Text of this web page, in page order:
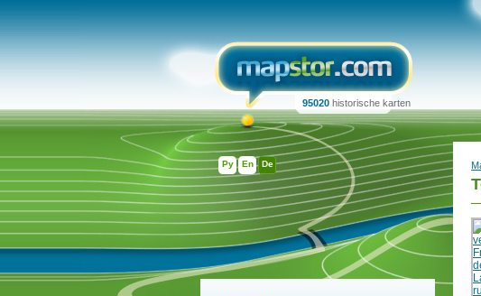
Ру En De
95020 historische karten